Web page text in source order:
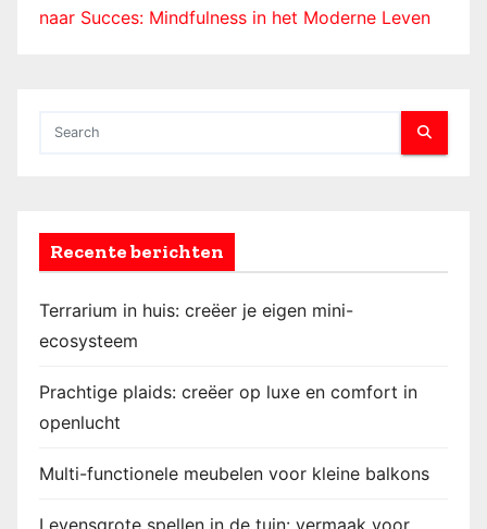
naar Succes: Mindfulness in het Moderne Leven
Recente berichten
Terrarium in huis: creëer je eigen mini-
ecosysteem
Prachtige plaids: creëer op luxe en comfort in
openlucht
Multi-functionele meubelen voor kleine balkons
Levensgrote spellen in de tuin: vermaak voor